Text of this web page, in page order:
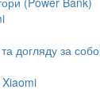
догляду за